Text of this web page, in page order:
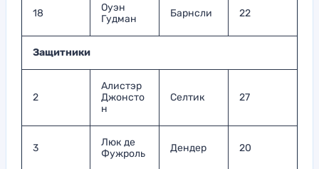
18
Оуэн
Гудман
Барнсли 22
Защитники
2
Алистэр
Джонсто
н
Селтик 27
3
Люк де
Фужроль
Дендер 20